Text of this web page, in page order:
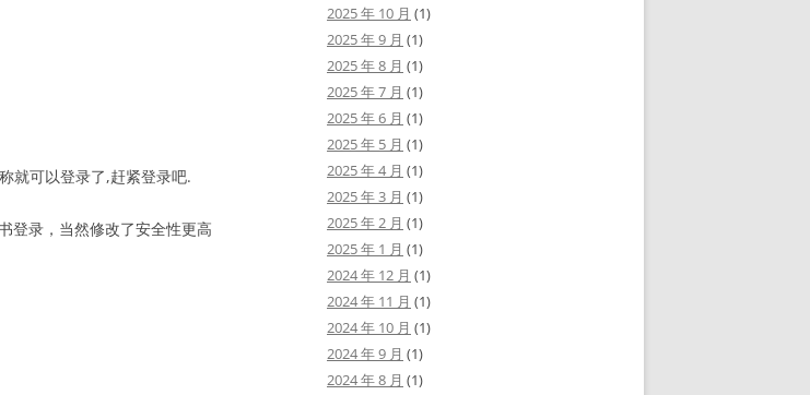
就可以登录了,赶紧登录吧.
登录，当然修改了安全性更高
2025 年 10 月 (1)
2025 年 9 月 (1)
2025 年 8 月 (1)
2025 年 7 月 (1)
2025 年 6 月 (1)
2025 年 5 月 (1)
2025 年 4 月 (1)
2025 年 3 月 (1)
2025 年 2 月 (1)
2025 年 1 月 (1)
2024 年 12 月 (1)
2024 年 11 月 (1)
2024 年 10 月 (1)
2024 年 9 月 (1)
2024 年 8 月 (1)